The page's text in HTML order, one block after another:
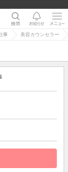
事 美容カウンセラー